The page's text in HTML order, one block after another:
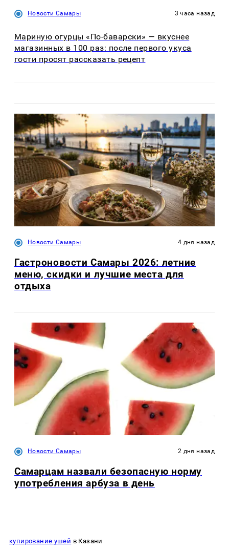
Новости Самары 3 часа назад
Мариную огурцы «По-баварски» — вкуснее
магазинных в 100 раз: после первого укуса
гости просят рассказать рецепт
Новости Самары 4 дня назад
Гастроновости Самары 2026: летние
меню, скидки и лучшие места для
отдыха
Новости Самары 2 дня назад
Самарцам назвали безопасную норму
употребления арбуза в день
купирование ушей в Казани